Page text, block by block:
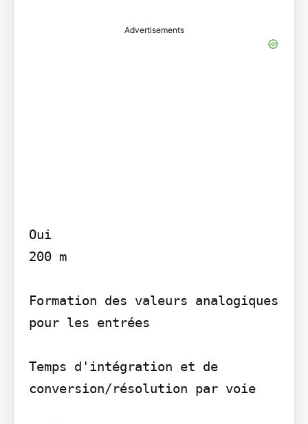
Advertisements
Oui
200 m
Formation des valeurs analogiques
pour les entrées
Temps d'intégration et de
conversion/résolution par voie